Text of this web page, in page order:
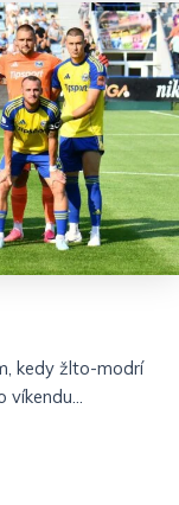
kedy žlto-modrí